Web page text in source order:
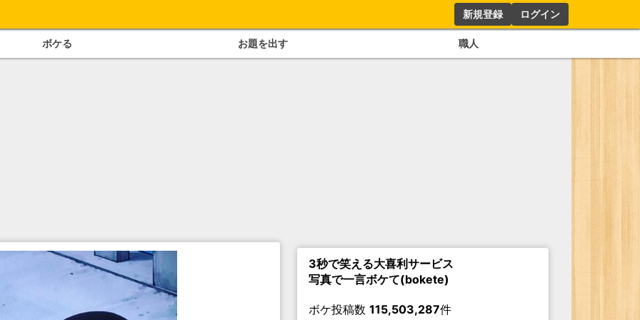
新規登録 ログイン
ボケる お題を出す 職人
3秒で笑える大喜利サービス
写真で一言ボケて(bokete)
ボケ投稿数 115,503,287件